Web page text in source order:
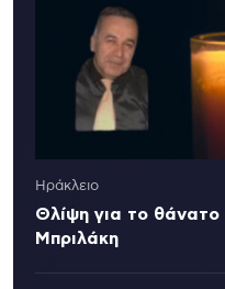
Ηράκλειο
Θλίψη για το
Μπριλάκη